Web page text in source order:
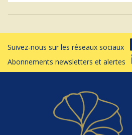
Suivez-nous sur les réseaux sociaux
Abonnements newsletters et alertes